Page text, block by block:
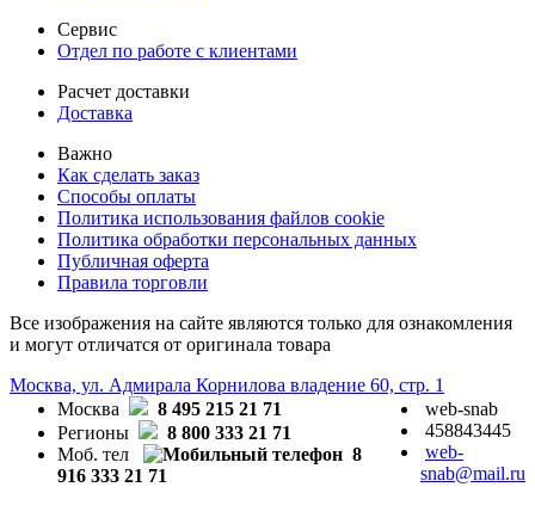
Сервис
Отдел по работе с клиентами
Расчет доставки
Доставка
Важно
Как сделать заказ
Способы оплаты
Политика использования файлов cookie
Политика обработки персональных данных
Публичная оферта
Правила торговли
Все изображения на сайте являются только для ознакомления
и могут отличатся от оригинала товара
Москва, ул. Адмирала Корнилова владение 60, стр. 1
Москва
8 495 215 21 71
Регионы
8 800 333 21 71
Моб. тел
8
916 333 21 71
web-snab
458843445
web-
snab@mail.ru